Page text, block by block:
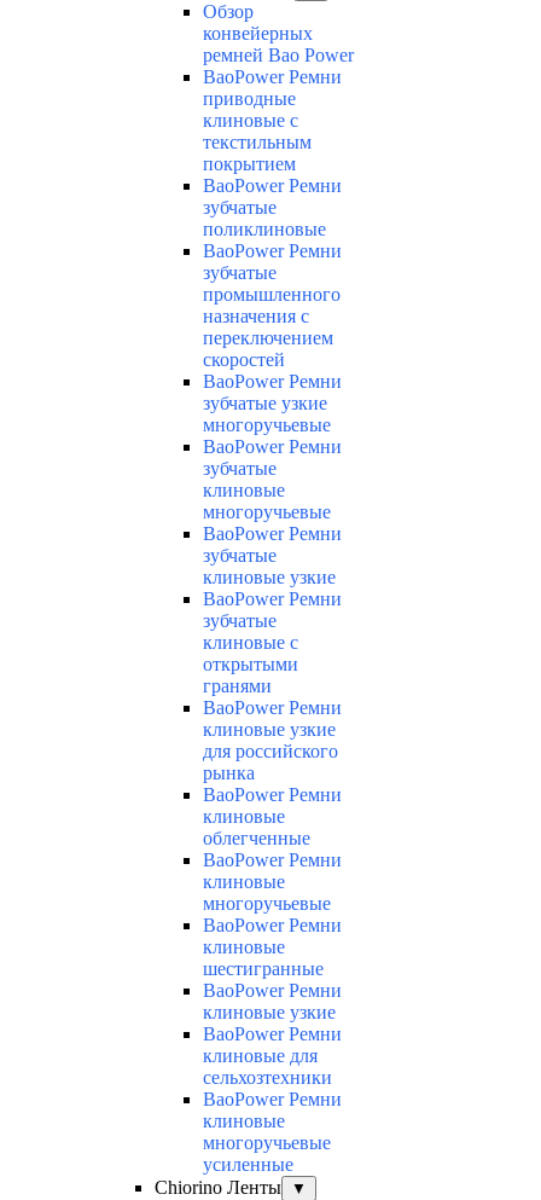
Обзор
конвейерных
ремней Bao Power
BaoPower Ремни
приводные
клиновые с
текстильным
покрытием
BaoPower Ремни
зубчатые
поликлиновые
BaoPower Ремни
зубчатые
промышленного
назначения с
переключением
скоростей
BaoPower Ремни
зубчатые узкие
многоручьевые
BaoPower Ремни
зубчатые
клиновые
многоручьевые
BaoPower Ремни
зубчатые
клиновые узкие
BaoPower Ремни
зубчатые
клиновые с
открытыми
гранями
BaoPower Ремни
клиновые узкие
для российского
рынка
BaoPower Ремни
клиновые
облегченные
BaoPower Ремни
клиновые
многоручьевые
BaoPower Ремни
клиновые
шестигранные
BaoPower Ремни
клиновые узкие
BaoPower Ремни
клиновые для
сельхозтехники
BaoPower Ремни
клиновые
многоручьевые
усиленные
Chiorino Ленты
▼